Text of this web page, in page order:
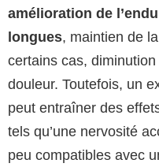
amélioration de
longues, maintien de
certains cas,
douleur. Toutefois, un
peut entraîner des
tels qu’une nervosité
peu compatibles avec